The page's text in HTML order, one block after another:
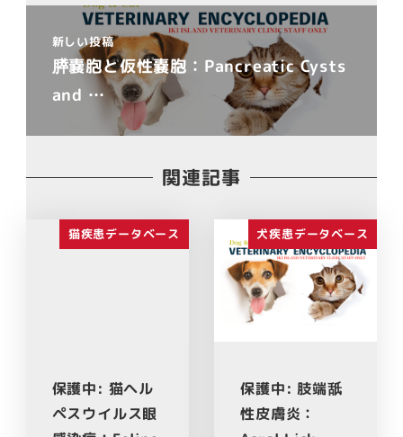
新しい投稿
膵嚢胞と仮性嚢胞：Pancreatic Cysts
and …
関連記事
猫疾患データベース
保護中: 猫ヘル
ペスウイルス眼
犬疾患データベース
保護中: 肢端舐
性皮膚炎：